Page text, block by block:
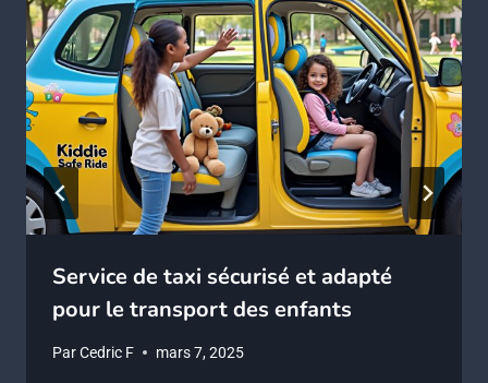
Service de taxi sécurisé et adapté
pour le transport des enfants
ParCedric F mars 7, 2025